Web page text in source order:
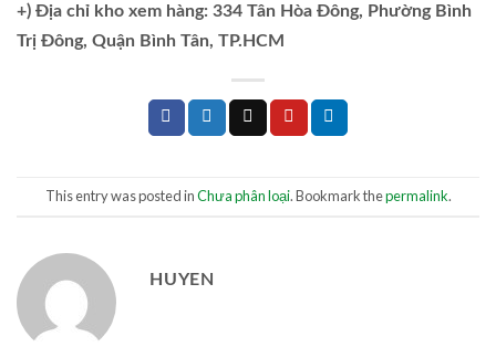
+) Địa chỉ kho xem hàng: 334 Tân Hòa Đông, Phường Bình
Trị Đông, Quận Bình Tân, TP.HCM
This entry was posted inChưa phân loại. Bookmark thepermalink.
HUYEN